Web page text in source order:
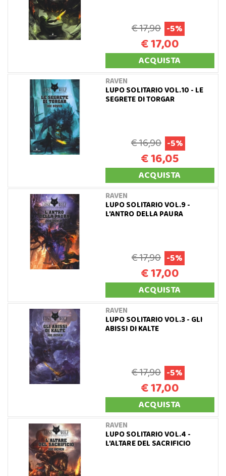
€ 17,90 -5%
€ 17,00
ACQUISTA
RAVEN
LUPO SOLITARIO VOL.10 - LE
SEGRETE DI TORGAR
€ 16,90 -5%
€ 16,05
ACQUISTA
RAVEN
LUPO SOLITARIO VOL.9 -
L'ANTRO DELLA PAURA
€ 17,90 -5%
€ 17,00
ACQUISTA
RAVEN
LUPO SOLITARIO VOL.3 - GLI
ABISSI DI KALTE
€ 17,90 -5%
€ 17,00
ACQUISTA
RAVEN
LUPO SOLITARIO VOL.4 -
L'ALTARE DEL SACRIFICIO